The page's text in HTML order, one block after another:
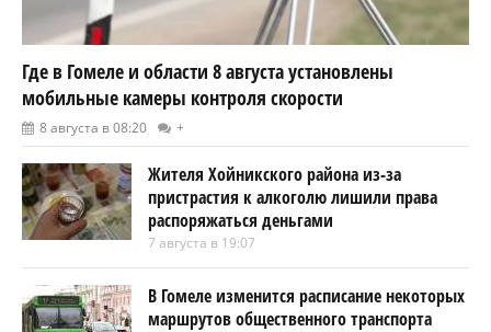
Где в Гомеле и области 8 августа установлены
мобильные камеры контроля скорости
8 августа в 08:20 +
Жителя Хойникского района из-за
пристрастия к алкоголю лишили права
распоряжаться деньгами
7 августа в 19:07
В Гомеле изменится расписание некоторых
маршрутов общественного транспорта